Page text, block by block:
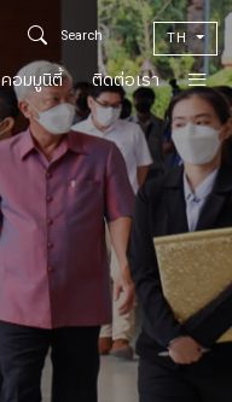
TH
คอมมูนิตี้ ติดต่อเรา